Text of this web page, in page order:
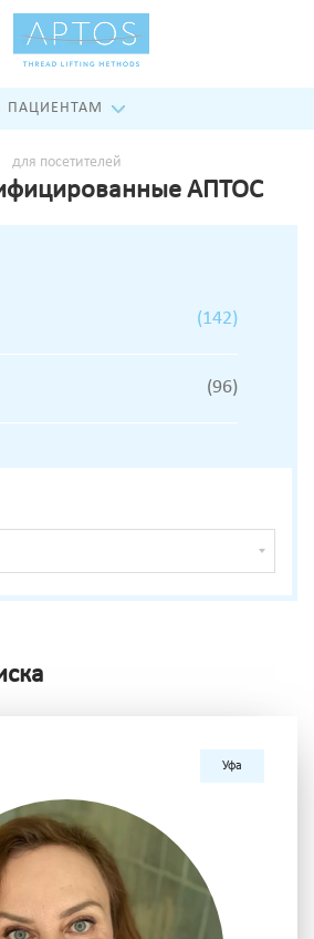
ПАЦИЕНТАМ
для посетителей
АПТОС
(142)
(96)
Уфа